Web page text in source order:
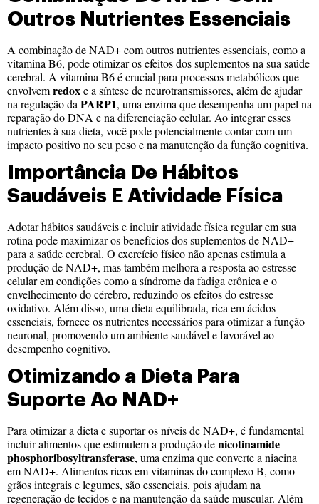
Outros Nutrientes Essenciais
A combinação de NAD+ com outros nutrientes essenciais, como a
vitamina B6, pode otimizar os efeitos dos suplementos na sua saúde
cerebral. A vitamina B6 é crucial para processos metabólicos que
envolvemredoxe a síntese de neurotransmissores, além de ajudar
na regulação da PARP1, uma enzima que desempenha um papel na
reparação do DNA e na diferenciação celular. Ao integrar esses
nutrientes à sua dieta, você pode potencialmente contar com um
impacto positivo no seu peso e na manutenção da função cognitiva.
Importância De Hábitos
Saudáveis E Atividade Física
Adotar hábitos saudáveis e incluir atividade física regular em sua
rotina pode maximizar os benefícios dos suplementos de NAD+
para a saúde cerebral. O exercício físico não apenas estimula a
produção de NAD+, mas também melhora a resposta ao estresse
celular em condições como a síndrome da fadiga crônica e o
envelhecimento do cérebro, reduzindo os efeitos do estresse
oxidativo. Além disso, uma dieta equilibrada, rica em ácidos
essenciais, fornece os nutrientes necessários para otimizar a função
neuronal, promovendo um ambiente saudável e favorável ao
desempenho cognitivo.
Otimizando a Dieta Para
Suporte Ao NAD+
Para otimizar a dieta e suportar os níveis de NAD+, é fundamental
incluir alimentos que estimulem a produção denicotinamide
phosphoribosyltransferase, uma enzima que converte a niacina
em NAD+. Alimentos ricos em vitaminas do complexo B, como
grãos integrais e legumes, são essenciais, pois ajudam na
regeneração de tecidos e na manutenção da saúde muscular. Além